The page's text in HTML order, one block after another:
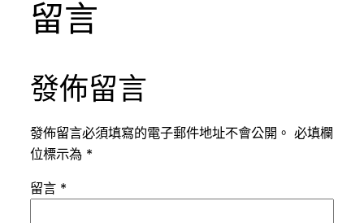
留言
發佈留言
發佈留言必須填寫的電子郵件地址不會公開。 必填欄
位標示為 *
留言 *